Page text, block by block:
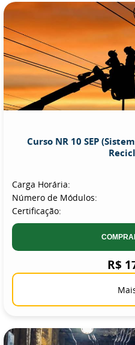
Curso NR 10 SEP
Carga Horária:
Número de Módulos:
Certificação:
R$